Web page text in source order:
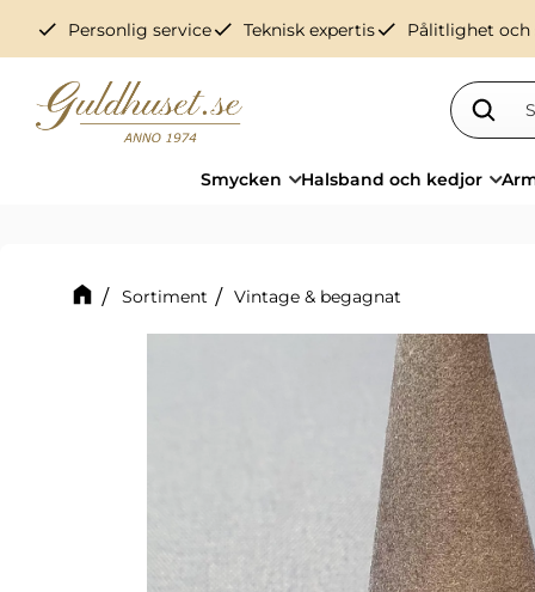
check Personlig servicecheck Teknisk expertischeck Pålitlighet och
Smycken Halsband och kedjor
Sortiment Vintage & begagnat